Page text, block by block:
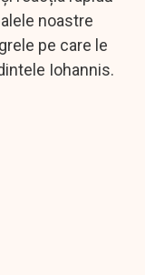
noastre
pe care le
Iohannis.